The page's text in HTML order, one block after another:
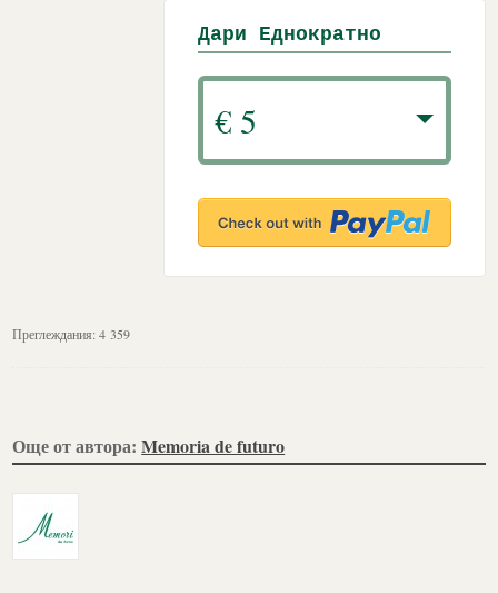
Дари Еднократно
€ 5
Преглеждания:4 359
Още от автора:Memoria de futuro